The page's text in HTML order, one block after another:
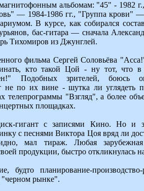
альбомам: "45" - 1982
— 1984-1986 гг., "Группа крови" —
В курсе, как собирался
бас-гитара — сначала
Тихомиров из Джунглей.
фильма Сергей Соловьёва
кто такой Цой - ну тот, что
Подобных зрителей, боюсь
не по их вине - шутка ли углядеть
телепрограммы "Взгляд", а более
площадках.
гигант с записями Кино. Но и
с песнями Виктора Цоя вряд ли
мал тираж. Любая
продукции, быстро откликнулась
будто планирование-производство-
"черном рынке".